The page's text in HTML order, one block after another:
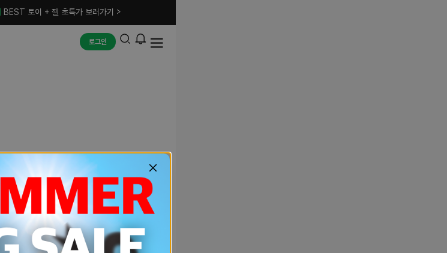
BEST 토이 + 젤 초특가 보러가기 >
로그인
예상치 못한 에러입니다.